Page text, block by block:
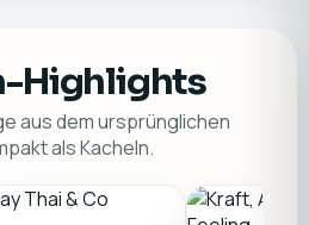
Highlights
aus dem ursprünglichen
als Kacheln.